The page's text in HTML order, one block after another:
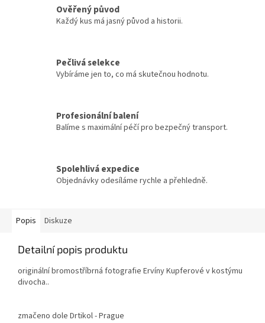
Ověřený původ
Každý kus má jasný původ a historii.
Pečlivá selekce
Vybíráme jen to, co má skutečnou hodnotu.
Profesionální balení
Balíme s maximální péčí pro bezpečný transport.
Spolehlivá expedice
Objednávky odesíláme rychle a přehledně.
Popis Diskuze
Detailní popis produktu
originální bromostříbrná fotografie Ervíny Kupferové v kostýmu
divocha..
zmačeno dole Drtikol - Prague